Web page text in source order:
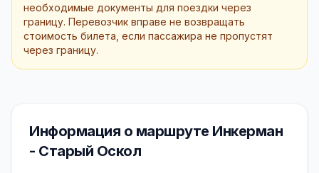
необходимые документы для поездки через
границу. Перевозчик вправе не возвращать
стоимость билета, если пассажира не пропустят
через границу.
Информация о маршруте Инкерман
- Старый Оскол